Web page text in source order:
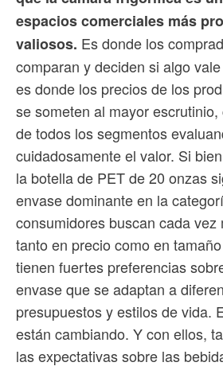
espacios comerciales más
valiosos. Es donde los
comparan y deciden si algo
es donde los precios de los
se someten al mayor
de todos los segmentos
cuidadosamente el valor. Si
la botella de PET de 20 onzas
envase dominante en la
consumidores buscan cada vez
tanto en precio como en
tienen fuertes preferencias
envase que se adaptan a
presupuestos y estilos de vida.
están cambiando. Y con ellos,
las expectativas sobre las